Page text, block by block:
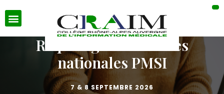
Requêtage R des bases
nationales PMSI
7 & 8 SEPTEMBRE 2026